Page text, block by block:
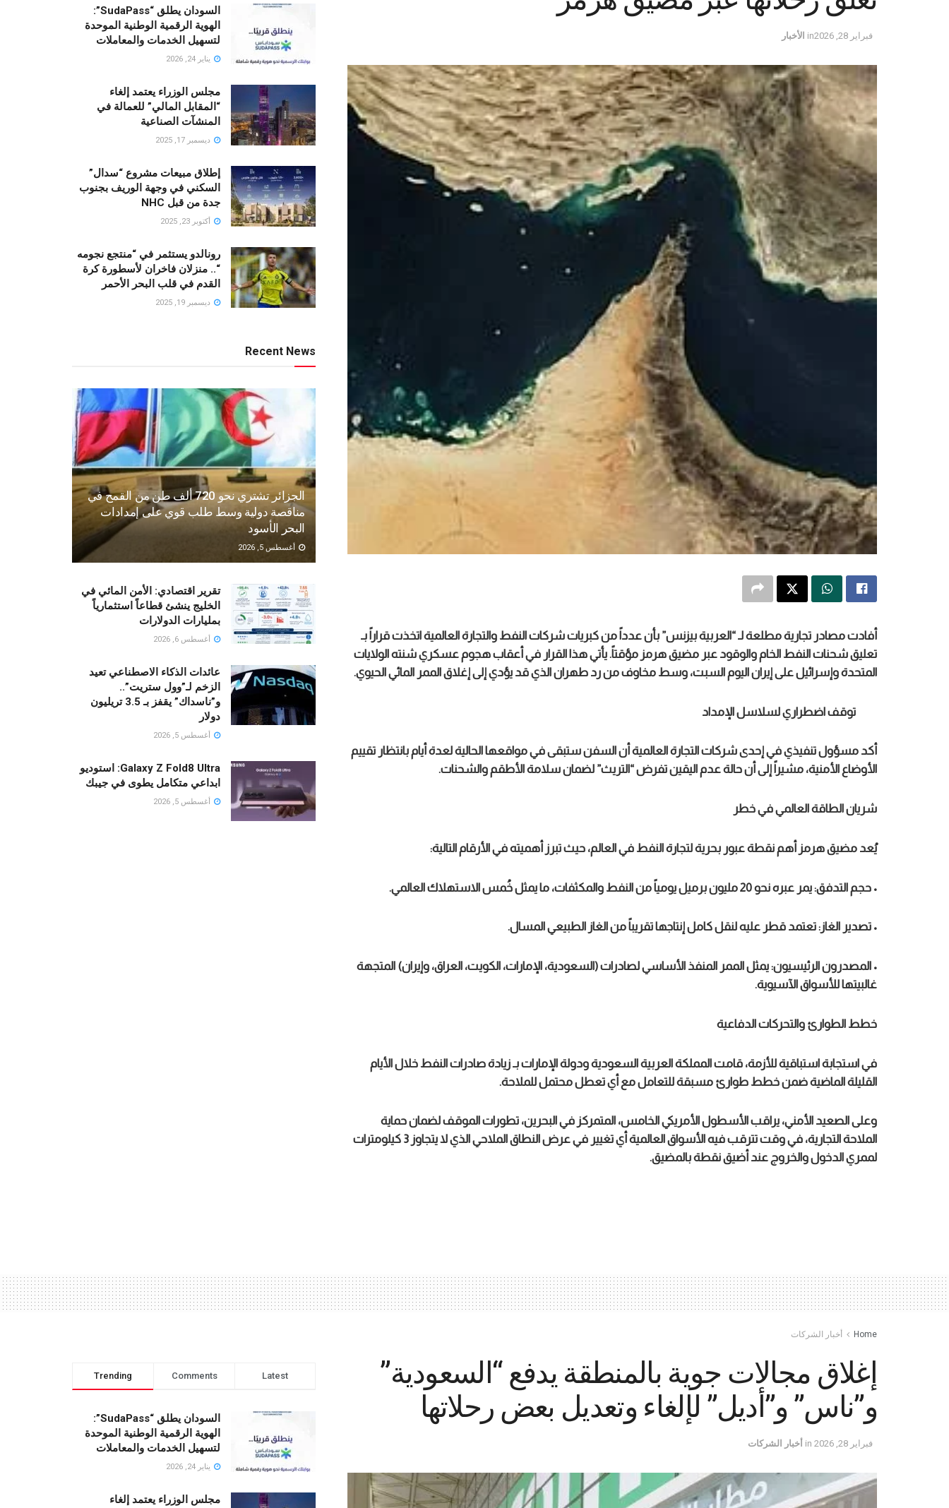
فبراير 28, 2026 in الأخبار
أفادت مصادر تجارية مطلعة لـ “العربية بيزنس” بأن عدداً من كبريات شركات النفط والتجارة العالمية اتخذت قراراً بـ
تعليق شحنات النفط الخام والوقود عبر مضيق هرمز مؤقتاً. يأتي هذا القرار في أعقاب هجوم عسكري شنته الولايات
المتحدة وإسرائيل على إيران اليوم السبت، وسط مخاوف من رد طهران الذي قد يؤدي إلى إغلاق الممر المائي الحيوي.
توقف اضطراري لسلاسل الإمداد
أكد مسؤول تنفيذي في إحدى شركات التجارة العالمية أن السفن ستبقى في مواقعها الحالية لعدة أيام بانتظار تقييم
الأوضاع الأمنية، مشيراً إلى أن حالة عدم اليقين تفرض “التريث” لضمان سلامة الأطقم والشحنات.
شريان الطاقة العالمي في خطر
يُعد مضيق هرمز أهم نقطة عبور بحرية لتجارة النفط في العالم، حيث تبرز أهميته في الأرقام التالية:
• حجم التدفق: يمر عبره نحو 20 مليون برميل يومياً من النفط والمكثفات، ما يمثل خُمس الاستهلاك العالمي.
• تصدير الغاز: تعتمد قطر عليه لنقل كامل إنتاجها تقريباً من الغاز الطبيعي المسال.
• المصدرون الرئيسيون: يمثل الممر المنفذ الأساسي لصادرات (السعودية، الإمارات، الكويت، العراق، وإيران) المتجهة
غالبيتها للأسواق الآسيوية.
خطط الطوارئ والتحركات الدفاعية
في استجابة استباقية للأزمة، قامت المملكة العربية السعودية ودولة الإمارات بـ زيادة صادرات النفط خلال الأيام
القليلة الماضية ضمن خطط طوارئ مسبقة للتعامل مع أي تعطل محتمل للملاحة.
وعلى الصعيد الأمني، يراقب الأسطول الأمريكي الخامس، المتمركز في البحرين، تطورات الموقف لضمان حماية
الملاحة التجارية، في وقت تترقب فيه الأسواق العالمية أي تغيير في عرض النطاق الملاحي الذي لا يتجاوز 3 كيلومترات
لممري الدخول والخروج عند أضيق نقطة بالمضيق.
السودان يطلق “SudaPass”:
الهوية الرقمية الوطنية الموحدة
لتسهيل الخدمات والمعاملات
يناير 24, 2026
مجلس الوزراء يعتمد إلغاء
“المقابل المالي” للعمالة في
المنشآت الصناعية
ديسمبر 17, 2025
إطلاق مبيعات مشروع “سدال”
السكني في وجهة الوريف بجنوب
جدة من قبل NHC
أكتوبر 23, 2025
رونالدو يستثمر في “منتجع نجومه
“.. منزلان فاخران لأسطورة كرة
القدم في قلب البحر الأحمر
ديسمبر 19, 2025
Recent News
الجزائر تشتري نحو 720 ألف طن من القمح في
مناقصة دولية وسط طلب قوي على إمدادات
البحر الأسود
أغسطس 5, 2026
تقرير اقتصادي: الأمن المائي في
الخليج ينشئ قطاعاً استثمارياً
بمليارات الدولارات
أغسطس 6, 2026
عائدات الذكاء الاصطناعي تعيد
الزخم لـ”وول ستريت”..
و”ناسداك” يقفز بـ 3.5 تريليون
دولار
أغسطس 5, 2026
Galaxy Z Fold8 Ultra: استوديو
ابداعي متكامل يطوى في جيبك
أغسطس 5, 2026
Home أخبار الشركات
إغلاق مجالات جوية بالمنطقة يدفع “السعودية”
و”ناس” و”أديل” لإلغاء وتعديل بعض رحلاتها
فبراير 28, 2026 in أخبار الشركات
Trending Comments Latest
السودان يطلق “SudaPass”:
الهوية الرقمية الوطنية الموحدة
لتسهيل الخدمات والمعاملات
يناير 24, 2026
مجلس الوزراء يعتمد إلغاء